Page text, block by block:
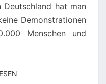
Deutschland hat man
Demonstrationen
Menschen und
WEITERLESEN